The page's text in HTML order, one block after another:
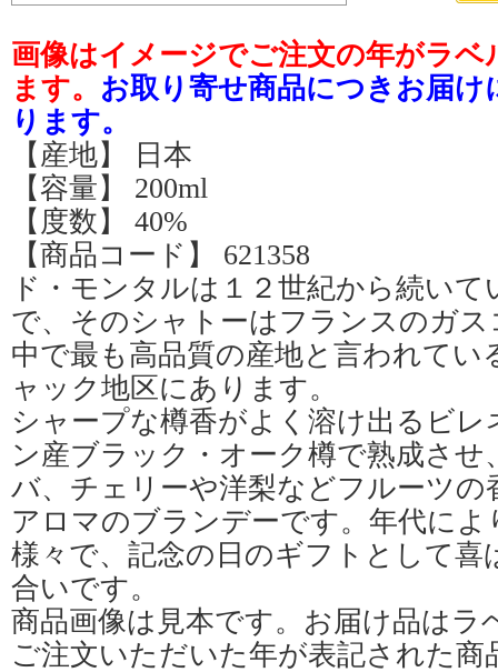
画像はイメージでご注文の年がラベ
ます。 お取り寄せ商品につきお届け
ります。
【産地】 日本
【容量】 200ml
【度数】 40%
【商品コード】 621358
ド・モンタルは１２世紀から続いて
で、そのシャトーはフランスのガ
中で最も高品質の産地と言われてい
ャック地区にあります。
シャープな樽香がよく溶け出るビ
ン産ブラック・オーク樽で熟成させ
バ、チェリーや洋梨などフルーツの
アロマのブランデーです。年代によ
様々で、記念の日のギフトとして喜
合いです。
商品画像は見本です。お届け品はラ
ご注文いただいた年が表記された商